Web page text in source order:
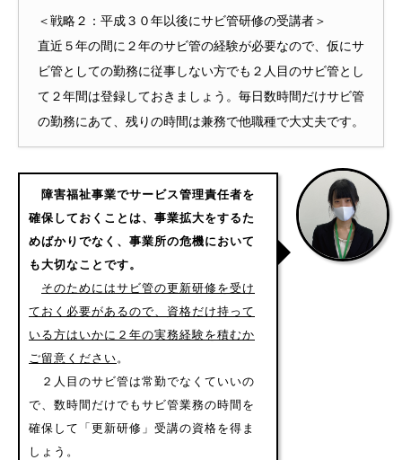
＜戦略２：平成３０年以後にサビ管研修の受講者＞
直近５年の間に２年のサビ管の経験が必要なので、仮にサ
ビ管としての勤務に従事しない方でも２人目のサビ管とし
て２年間は登録しておきましょう。毎日数時間だけサビ管
の勤務にあて、残りの時間は兼務で他職種で大丈夫です。
障害福祉事業でサービス管理責任者を
確保しておくことは、事業拡大をするた
めばかりでなく、事業所の危機において
も大切なことです。
そのためにはサビ管の更新研修を受け
ておく必要があるので、資格だけ持って
いる方はいかに２年の実務経験を積むか
ご留意ください。
２人目のサビ管は常勤でなくていいの
で、数時間だけでもサビ管業務の時間を
確保して「更新研修」受講の資格を得ま
しょう。